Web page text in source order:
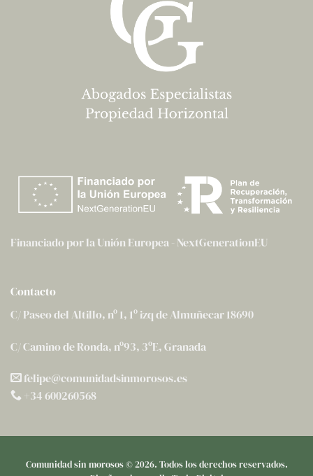
Financiado por la Unión Europea - NextGenerationEU
Contacto
C/ Paseo del Altillo, nº 1, 1º izq de Almuñecar 18690
C/ Camino de Ronda, nº93, 3ºE, Granada
felipe@comunidadsinmorosos.es
+34 600260568
Comunidad sin morosos©2026. Todos los derechos reservados.